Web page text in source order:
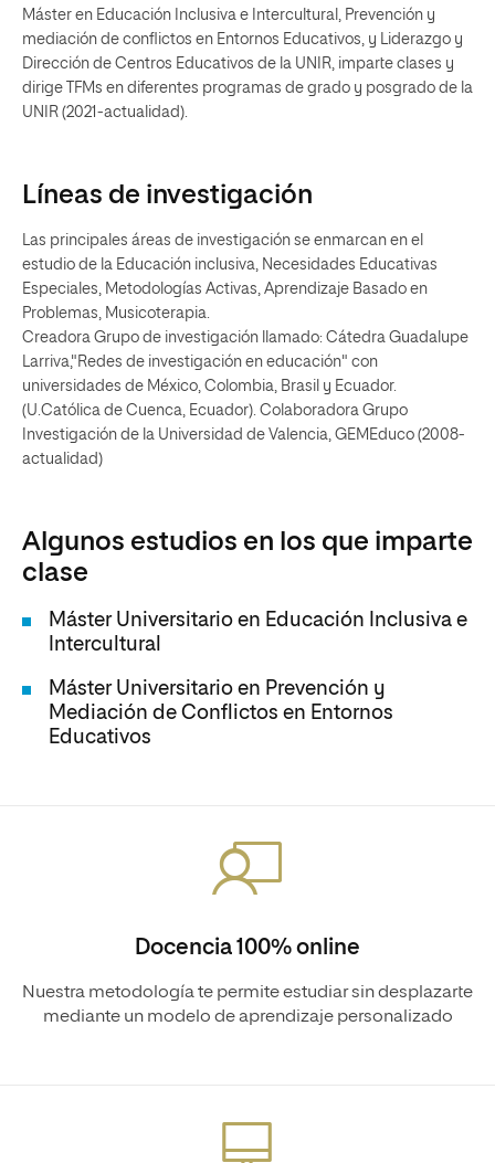
Máster en Educación Inclusiva e Intercultural, Prevención y
mediación de conflictos en Entornos Educativos, y Liderazgo y
Dirección de Centros Educativos de la UNIR, imparte clases y
dirige TFMs en diferentes programas de grado y posgrado de la
UNIR (2021-actualidad).
Líneas de investigación
Las principales áreas de investigación se enmarcan en el
estudio de la Educación inclusiva, Necesidades Educativas
Especiales, Metodologías Activas, Aprendizaje Basado en
Problemas, Musicoterapia.
Creadora Grupo de investigación llamado: Cátedra Guadalupe
Larriva,"Redes de investigación en educación" con
universidades de México, Colombia, Brasil y Ecuador.
(U.Católica de Cuenca, Ecuador). Colaboradora Grupo
Investigación de la Universidad de Valencia, GEMEduco (2008-
actualidad)
Algunos estudios en los que imparte
clase
Máster Universitario en Educación Inclusiva e
Intercultural
Máster Universitario en Prevención y
Mediación de Conflictos en Entornos
Educativos
Docencia 100% online
Nuestra metodología te permite estudiar sin desplazarte
mediante un modelo de aprendizaje personalizado